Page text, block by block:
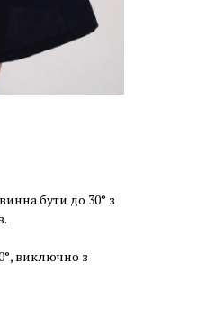
бути до 30° з
виключно з